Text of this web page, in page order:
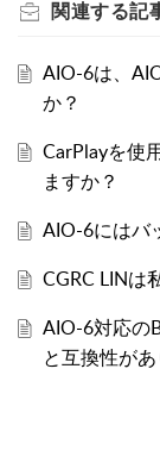
関連する記
AIO-6は、
か？
CarPlayを使
ますか？
AIO-6にはバ
CGRC LINは
AIO-6対応の
と互換性が